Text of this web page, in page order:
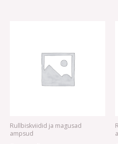
Rullbiskviidid ja magusad
ampsud